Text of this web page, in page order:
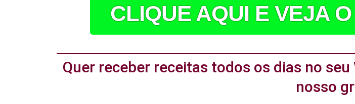
CLIQUE AQUI E VEJA
Quer receber receitas todos os dias no seu
nosso